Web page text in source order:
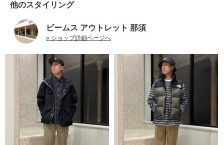
他のスタイリング
ビームス アウトレット 那須
» ショップ詳細ページへ